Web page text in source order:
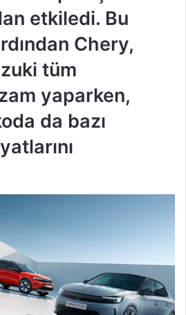
etkiledi. Bu
Chery,
tüm
yaparken,
da bazı